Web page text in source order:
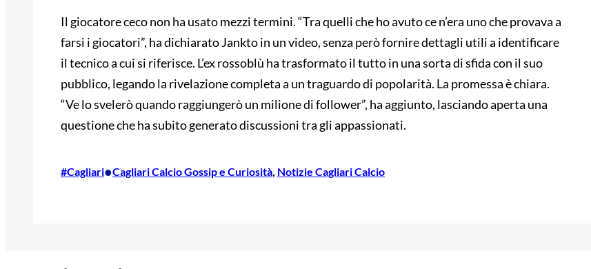
Il giocatore ceco non ha usato mezzi termini. “Tra quelli che ho avuto ce n’era uno che provava a
farsi i giocatori”, ha dichiarato Jankto in un video, senza però fornire dettagli utili a identificare
il tecnico a cui si riferisce. L’ex rossoblù ha trasformato il tutto in una sorta di sfida con il suo
pubblico, legando la rivelazione completa a un traguardo di popolarità. La promessa è chiara.
“Ve lo svelerò quando raggiungerò un milione di follower”, ha aggiunto, lasciando aperta una
questione che ha subito generato discussioni tra gli appassionati.
#Cagliari•Cagliari Calcio Gossip e Curiosità, Notizie Cagliari Calcio